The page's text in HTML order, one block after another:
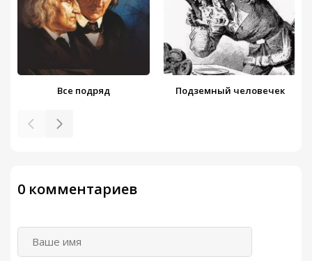
Все подряд Подземный человечек
0 комментариев